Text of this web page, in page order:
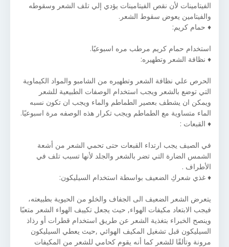
الفيتامينات لأن نقص الفيتامينات يؤدي إلي تلف الشعر وسقوطه
والفيتامين يعوض سقوط الشعر.
♦ حمام كريم:
استخدام حمام كريم مرطب مره اسبوعيًا.
♦ نظافة الشعر وتطهيره:
الحرص علي نظافة الشعر وتطهيره من الشامبو والمواد الكيماوية
التي توضع بالشعر ويجب استخدام الوصفات الطبيعية للشعر
ويمكن ان يشطف بعصير الطماطم والماء ويجب ان تكون نسبه
الماء متساوية مع الطماطم ويجب تكرار هذه الوصفه مرة اسبوعيًا.
♦ القبعات :
في الصيف يجب ارتداء القبعات حتى تحمي الشعر من أشعة
الشمس الضارة التي تضر بالشعر والجلد لأنها تسبب تلف في
الأطراف .
♦ غذي شعركِ الضعيف بواسطة استخدام السيليكون:
يتعرض الشعر الضعيف الى الجفاف والخلو من الحيوية بطبيعته،
فيجب الابتعاد مكيفات الهواء, حيث يجعل تكييف الهواء الشعر متعبًا
وينصح الخبراء بتغذية الشعر عن طريق استخدام قطرات أو رذاذ
السيليكون قبل تشغيل المكيف الهوائي ,حيث يعطي السيليكون
مرونة وتألقًا للشعر كما أنه يقوم كحامي للشعر من المكيفات